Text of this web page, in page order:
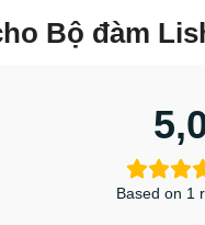
Bộ đàm
Based on 1